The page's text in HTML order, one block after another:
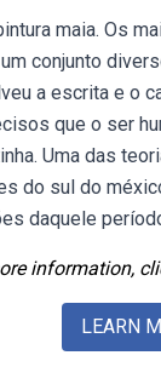
maia. Os
conjunto
a escrita e o
que o ser
Uma das
do sul do
daquele
information,
LEARN